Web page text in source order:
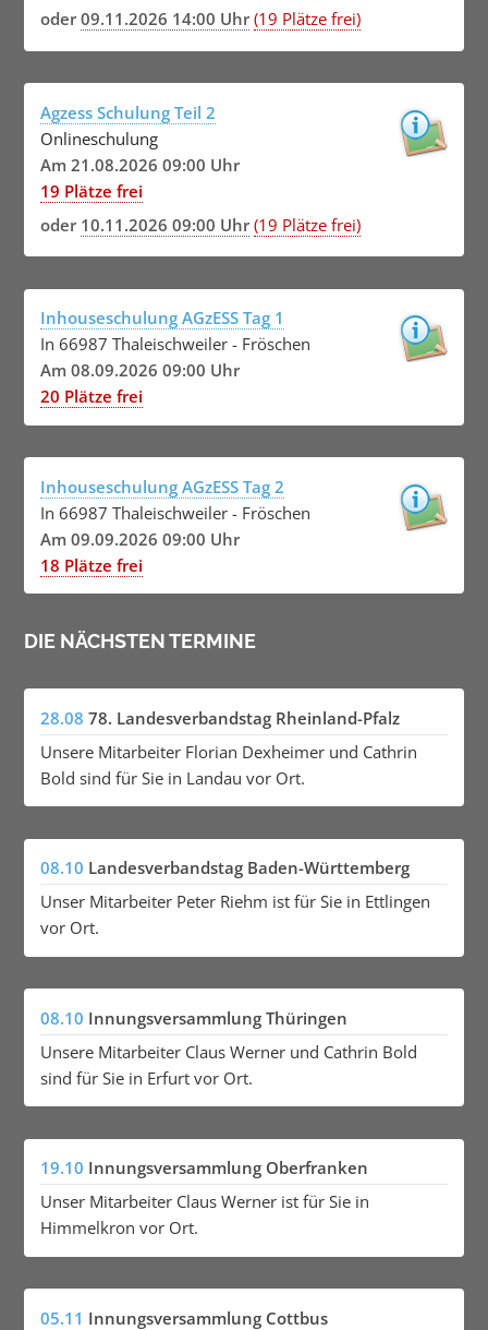
oder09.11.2026 14:00 Uhr (19 Plätze frei)
Agzess Schulung Teil 2
Onlineschulung
Am 21.08.2026 09:00 Uhr
19 Plätze frei
oder 10.11.2026 09:00 Uhr (19 Plätze frei)
Inhouseschulung AGzESS Tag 1
In 66987 Thaleischweiler - Fröschen
Am 08.09.2026 09:00 Uhr
20 Plätze frei
Inhouseschulung AGzESS Tag 2
In 66987 Thaleischweiler - Fröschen
Am 09.09.2026 09:00 Uhr
18 Plätze frei
DIE NÄCHSTEN TERMINE
28.08 78. Landesverbandstag Rheinland-Pfalz
Unsere Mitarbeiter Florian Dexheimer und Cathrin
Bold sind für Sie in Landau vor Ort.
08.10 Landesverbandstag Baden-Württemberg
Unser Mitarbeiter Peter Riehm ist für Sie in Ettlingen
vor Ort.
08.10 Innungsversammlung Thüringen
Unsere Mitarbeiter Claus Werner und Cathrin Bold
sind für Sie in Erfurt vor Ort.
19.10 Innungsversammlung Oberfranken
Unser Mitarbeiter Claus Werner ist für Sie in
Himmelkron vor Ort.
05.11 Innungsversammlung Cottbus